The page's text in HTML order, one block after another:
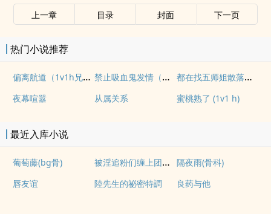
上一章 目录 封面 下一页
热门小说推荐
偏离航道（1v1h兄妹骨科bg） 禁止吸血鬼发情（姐狗高H 1v1） 都在找五师姐散落的法宝
夜幕喧嚣 从属关系 蜜桃熟了 (1v1 h)
最近入库小说
葡萄藤(bg骨) 被淫追粉们缠上团播女主播(露出NPH)
隔夜雨(骨科)
唇友谊
陸先生的祕密特調 良药与他